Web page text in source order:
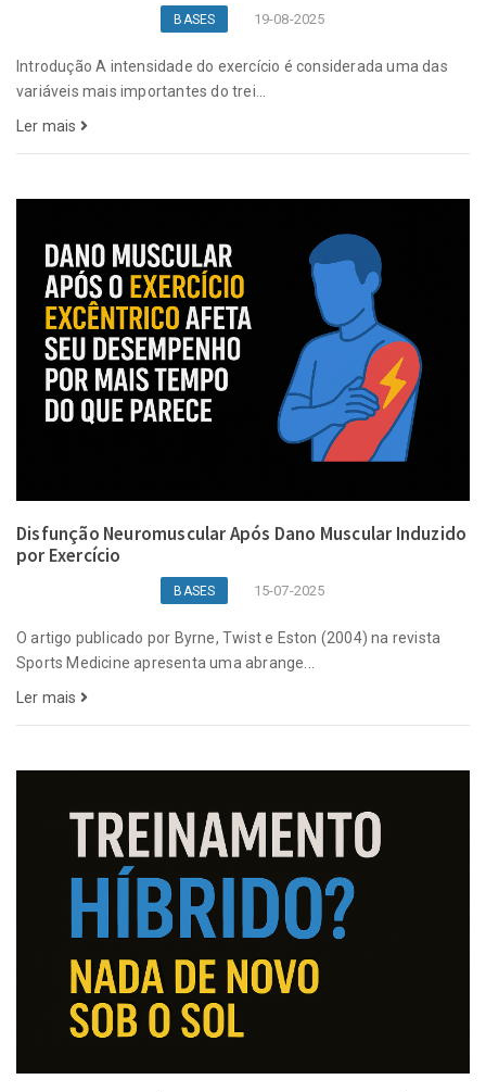
BASES 19-08-2025
Introdução A intensidade do exercício é considerada uma das
variáveis mais importantes do trei...
Ler mais
Disfunção Neuromuscular Após Dano Muscular Induzido
por Exercício
BASES 15-07-2025
O artigo publicado por Byrne, Twist e Eston (2004) na revista
Sports Medicine apresenta uma abrange...
Ler mais